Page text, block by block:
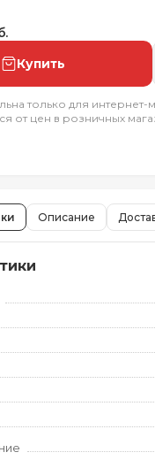
Купить
только для интернет-
от цен в розничных
Описание